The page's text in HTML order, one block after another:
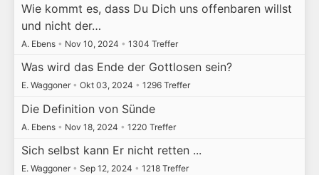
Wie kommt es, dass Du Dich uns offenbaren willst
und nicht der…
A. Ebens • Nov 10, 2024 • 1304 Treffer
Was wird das Ende der Gottlosen sein?
E. Waggoner • Okt 03, 2024 • 1296 Treffer
Die Definition von Sünde
A. Ebens • Nov 18, 2024 • 1220 Treffer
Sich selbst kann Er nicht retten ...
E. Waggoner • Sep 12, 2024 • 1218 Treffer